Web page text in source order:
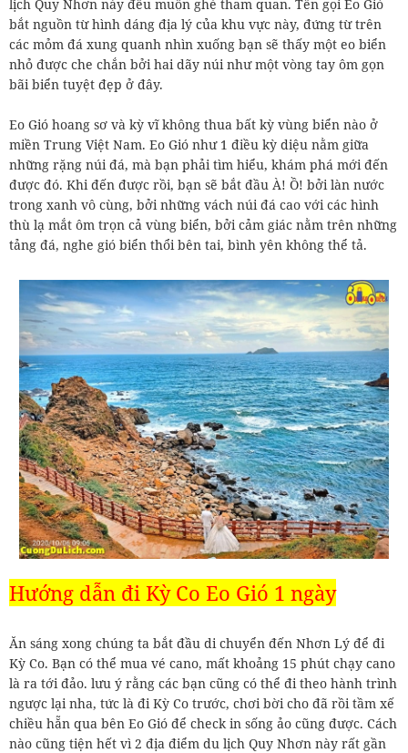
lịch Quy Nhơn này đều muốn ghé tham quan. Tên gọi Eo Gió
bắt nguồn từ hình dáng địa lý của khu vực này, đứng từ trên
các mỏm đá xung quanh nhìn xuống bạn sẽ thấy một eo biển
nhỏ được che chắn bởi hai dãy núi như một vòng tay ôm gọn
bãi biển tuyệt đẹp ở đây.
Eo Gió hoang sơ và kỳ vĩ không thua bất kỳ vùng biển nào ở
miền Trung Việt Nam. Eo Gió như 1 điều kỳ diệu nằm giữa
những rặng núi đá, mà bạn phải tìm hiểu, khám phá mới đến
được đó. Khi đến được rồi, bạn sẽ bắt đầu À! Ồ! bởi làn nước
trong xanh vô cùng, bởi những vách núi đá cao với các hình
thù lạ mắt ôm trọn cả vùng biển, bởi cảm giác nằm trên những
tảng đá, nghe gió biển thổi bên tai, bình yên không thể tả.
Hướng dẫn đi Kỳ Co Eo Gió 1 ngày
Ăn sáng xong chúng ta bắt đầu di chuyển đến Nhơn Lý để đi
Kỳ Co. Bạn có thể mua vé cano, mất khoảng 15 phút chạy cano
là ra tới đảo. lưu ý rằng các bạn cũng có thể đi theo hành trình
ngược lại nha, tức là đi Kỳ Co trước, chơi bời cho đã rồi tầm xế
chiều hẵn qua bên Eo Gió để check in sống ảo cũng được. Cách
nào cũng tiện hết vì 2 địa điểm du lịch Quy Nhơn này rất gần